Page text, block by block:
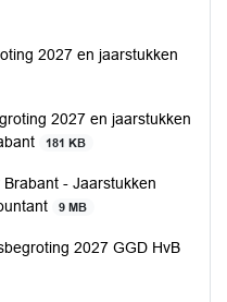
2027 en jaarstukken
2027 en jaarstukken
181 KB
- Jaarstukken
9 MB
2027 GGD HvB